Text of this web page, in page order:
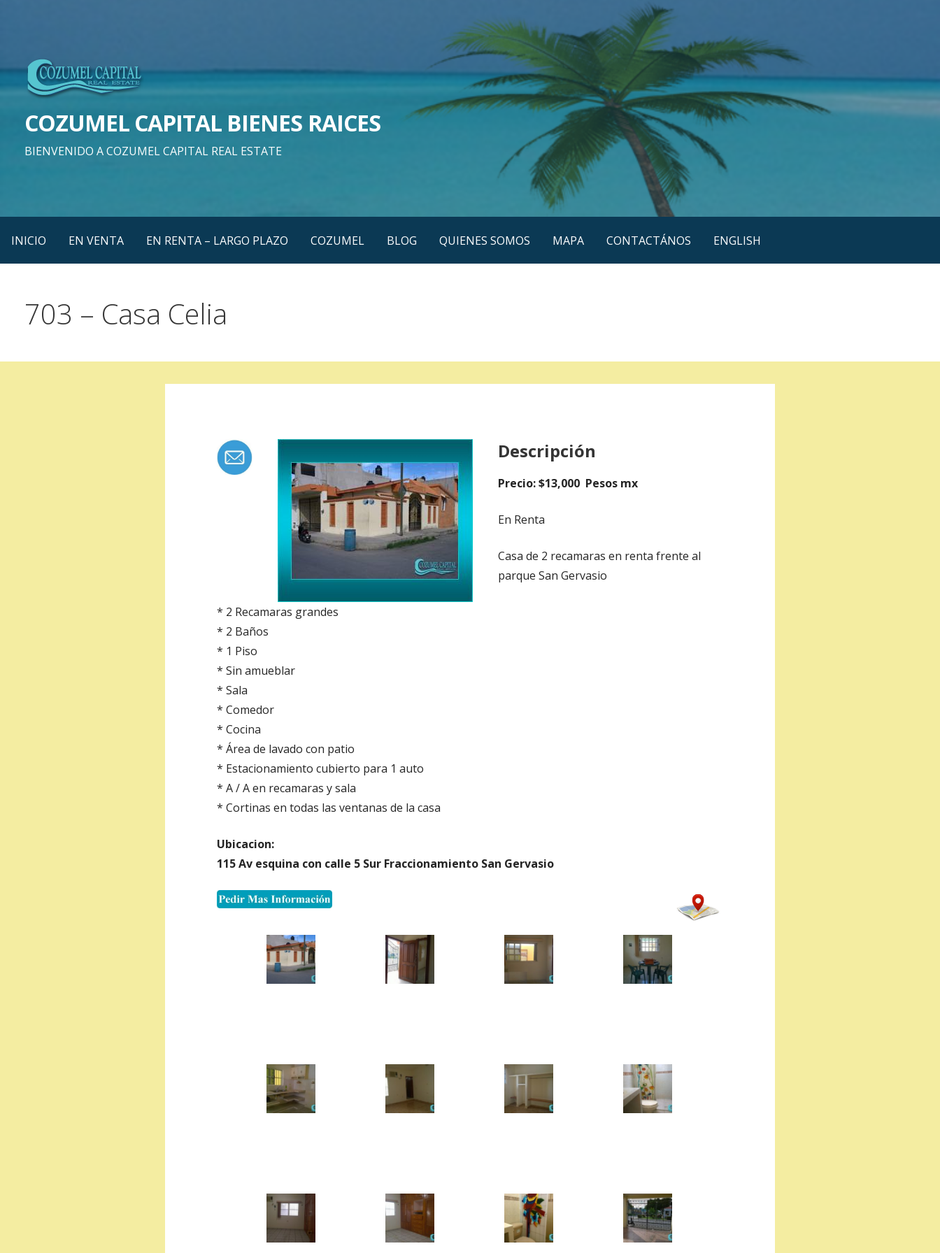
COZUMEL CAPITAL BIENES RAICES
BIENVENIDO A COZUMEL CAPITAL REAL ESTATE
INICIO EN VENTA EN RENTA – LARGO PLAZO COZUMEL BLOG QUIENES SOMOS MAPA CONTACTÁNOS ENGLISH
703 – Casa Celia
Descripción
Precio: $13,000 Pesos mx
En Renta
Casa de 2 recamaras en renta frente al
parque San Gervasio
* 2 Recamaras grandes
* 2 Baños
* 1 Piso
* Sin amueblar
* Sala
* Comedor
* Cocina
* Área de lavado con patio
* Estacionamiento cubierto para 1 auto
* A / A en recamaras y sala
* Cortinas en todas las ventanas de la casa
Ubicacion:
115 Av esquina con calle 5 Sur Fraccionamiento San Gervasio